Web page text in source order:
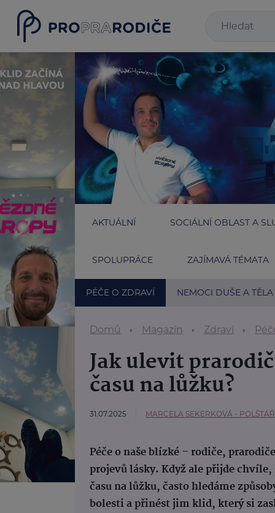
AKTUÁLNÍ SOCIÁLNÍ OBLAST A
SPOLUPRÁCE ZAJÍMAVÁ TÉMATA
PÉČE O ZDRAVÍ NEMOCI DUŠE A TĚLA
Domů Magazín Zdraví
Jak ulevit
času na lůžku?
31.07.2025 MARCELA SEKERKOVÁ -
Péče o naše blízké – rodiče,
projevů lásky. Když ale přijde
času na lůžku, často hledáme
bolesti a přinést jim klid, který si